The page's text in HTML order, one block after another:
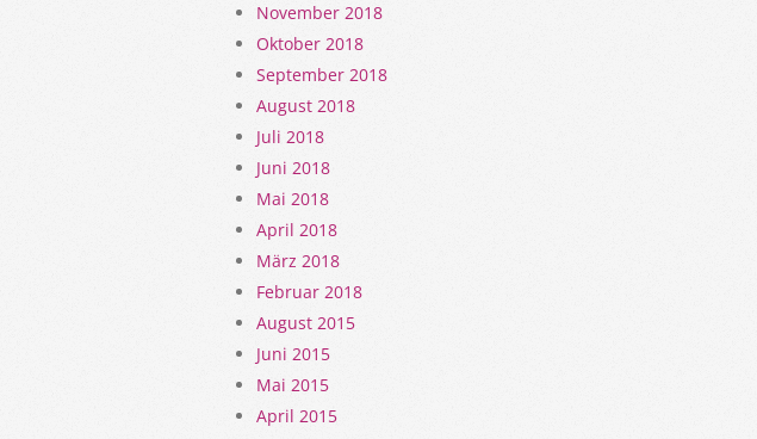
November 2018
Oktober 2018
September 2018
August 2018
Juli 2018
Juni 2018
Mai 2018
April 2018
März 2018
Februar 2018
August 2015
Juni 2015
Mai 2015
April 2015